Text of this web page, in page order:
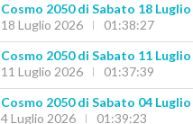
Cosmo 2050 di Sabato 18
18 Luglio 2026
01:38:27
Cosmo 2050 di Sabato 11
11 Luglio 2026
01:37:39
Cosmo 2050 di Sabato 04
4 Luglio 2026
01:39:23